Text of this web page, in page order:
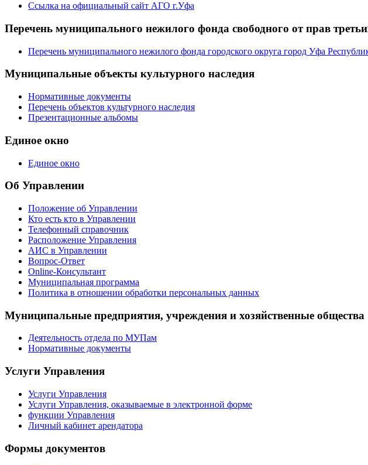
Ссылка на официальный сайт АГО г.Уфа
Перечень муниципального нежилого фонда свободного от прав
Перечень муниципального нежилого фонда городского округа город Уфа
Муниципальные объекты культурного наследия
Нормативные документы
Перечень объектов культурного наследия
Презентационные альбомы
Единое окно
Единое окно
Об Управлении
Положение об Управлении
Кто есть кто в Управлении
Телефонный справочник
Расположение Управления
АИС в Управлении
Вопрос-Ответ
Online-Консультант
Муниципальная программа
Политика в отношении обработки персональных данных
Муниципальные предприятия, учреждения и хозяйственные общества
Деятельность отдела по МУПам
Нормативные документы
Услуги Управления
Услуги Управления
Услуги Управления, оказываемые в электронной форме
функции Управления
Личный кабинет арендатора
Формы документов